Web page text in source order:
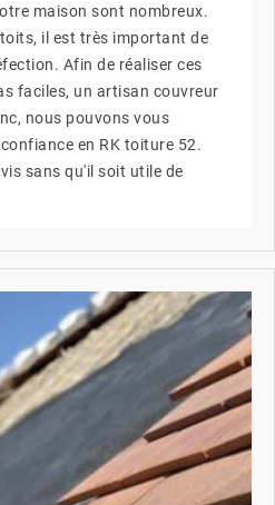
maison sont nombreux.
il est très important de
Afin de réaliser ces
faciles, un artisan couvreur
nous pouvons vous
en RK toiture 52.
sans qu'il soit utile de